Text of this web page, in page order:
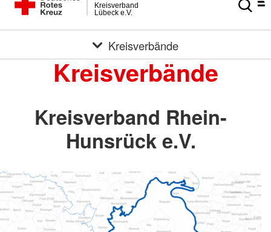
Lübeck e.V.
Kreisverband
Kreisverbände
Kreisverbände
Kreisverband Rhein-
Hunsrück e.V.